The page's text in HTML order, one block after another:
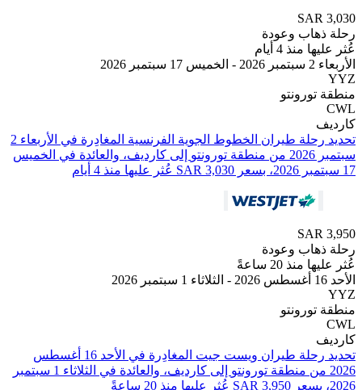
وعودة
4 أيام
تحديد رحلة طيران ⁦الخطوط الجوية الفرنسية⁩ المغادِرة في ⁦الأربعاء 2
سبتمبر 2026⁩ من ⁦منطقة تورونتو⁩ إلى ⁦كارديف⁩، والعائدة في ⁦الخميس
وعودة
20 ساعةً
تحديد رحلة طيران ⁦ويست جيت⁩ المغادِرة في ⁦الأحد 16 أغسطس
2026⁩ من ⁦منطقة تورونتو⁩ إلى ⁦كارديف⁩، والعائدة في ⁦الثلاثاء 1 سبتمبر